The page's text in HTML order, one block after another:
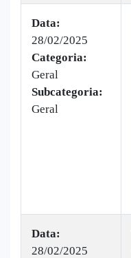
Data:
28/02/2025
Categoria:
Geral
Subcategoria:
Geral
Data:
28/02/2025